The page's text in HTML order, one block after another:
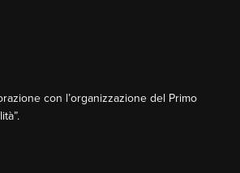
con l’organizzazione del Primo